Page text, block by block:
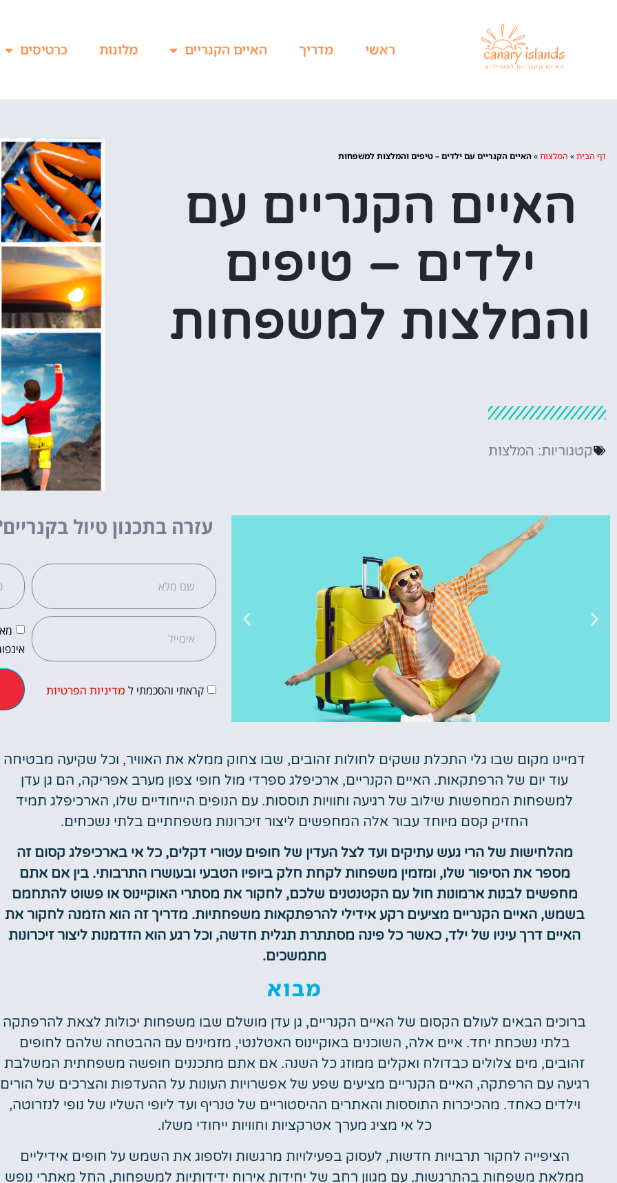
ראשי מדריך האיים הקנריים מלונות כרטיסים
דף הבית» המלצות»האיים הקנריים עם ילדים – טיפים והמלצות למשפחות
האיים הקנריים עם
ילדים – טיפים
והמלצות למשפחות
קטגוריות: המלצות
טיסות
מציאת טיסה
לחצו
פה!
מלונות
מציאת מלון
לחצו
פה!
עזרה בתכנון טיול
קראתי והסכמתי ל מדיניות הפרטיות
דמיינו מקום שבו גלי התכלת נושקים לחולות זהובים, שבו צחוק ממלא את האוויר, וכל שקיעה מבטיחה
עוד יום של הרפתקאות. האיים הקנריים, ארכיפלג ספרדי מול חופי צפון מערב אפריקה, הם גן עדן
למשפחות המחפשות שילוב של רגיעה וחוויות תוססות. עם הנופים הייחודיים שלו, הארכיפלג תמיד
החזיק קסם מיוחד עבור אלה המחפשים ליצור זיכרונות משפחתיים בלתי נשכחים.
מהלחישות של הרי געש עתיקים ועד לצל העדין של חופים עטורי דקלים, כל אי בארכיפלג קסום זה
מספר את הסיפור שלו, ומזמין משפחות לקחת חלק ביופיו הטבעי ובעושרו התרבותי. בין אם אתם
מחפשים לבנות ארמונות חול עם הקטנטנים שלכם, לחקור את מסתרי האוקיינוס או פשוט להתחמם
בשמש, האיים הקנריים מציעים רקע אידילי להרפתקאות משפחתיות. מדריך זה הוא הזמנה לחקור את
האיים דרך עיניו של ילד, כאשר כל פינה מסתתרת תגלית חדשה, וכל רגע הוא הזדמנות ליצור זיכרונות
מתמשכים.
מבוא
ברוכים הבאים לעולם הקסום של האיים הקנריים, גן עדן מושלם שבו משפחות יכולות לצאת להרפתקה
בלתי נשכחת יחד. איים אלה, השוכנים באוקיינוס האטלנטי, מזמינים עם ההבטחה שלהם לחופים
זהובים, מים צלולים כבדולח ואקלים ממוזג כל השנה. אם אתם מתכננים חופשה משפחתית המשלבת
רגיעה עם הרפתקה, האיים הקנריים מציעים שפע של אפשרויות העונות על ההעדפות והצרכים של הורים
וילדים כאחד. מהכיכרות התוססות והאתרים ההיסטוריים של טנריף ועד ליופי השליו של נופי לנזרוטה,
כל אי מציג מערך אטרקציות וחוויות ייחודי משלו.
הציפייה לחקור תרבויות חדשות, לעסוק בפעילויות מרגשות ולספוג את השמש על חופים אידיליים
ממלאת משפחות בהתרגשות. עם מגוון רחב של יחידות אירוח ידידותיות למשפחות, החל מאתרי נופש